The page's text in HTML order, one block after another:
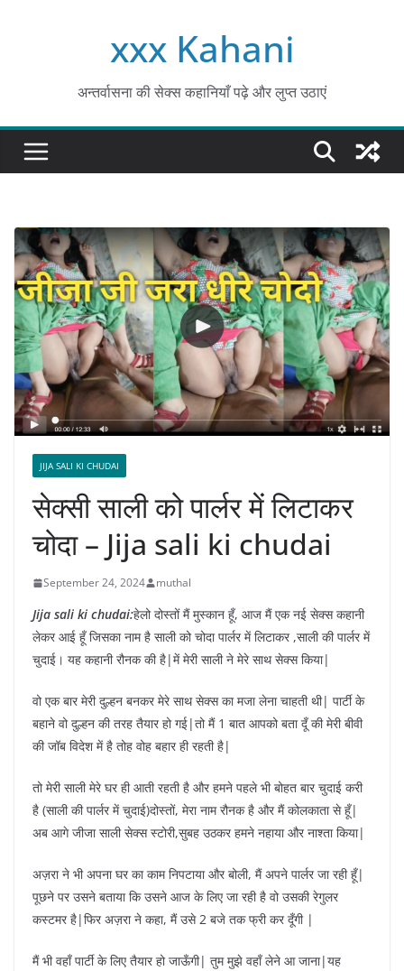
xxx Kahani
अन्तर्वासना की सेक्स कहानियाँ पढ़े और लुप्त उठाएं
JIJA SALI KI CHUDAI
सेक्सी साली को पार्लर में लिटाकर
चोदा – Jija sali ki chudai
September 24, 2024 muthal
Jija sali ki chudai:हेलो दोस्तों मैं मुस्कान हूँ, आज मैं एक नई सेक्स कहानी
लेकर आई हूँ जिसका नाम है साली को चोदा पार्लर में लिटाकर ,साली की पार्लर में
चुदाई। यह कहानी रौनक की है|में मेरी साली ने मेरे साथ सेक्स किया|
वो एक बार मेरी दुल्हन बनकर मेरे साथ सेक्स का मजा लेना चाहती थी| पार्टी के
बहाने वो दुल्हन की तरह तैयार हो गई|तो मैं 1 बात आपको बता दूँ की मेरी बीवी
की जॉब विदेश में है तोह वोह बहार ही रहती है|
तो मेरी साली मेरे घर ही आती रहती है और हमने पहले भी बोहत बार चुदाई करी
है (साली की पार्लर में चुदाई)दोस्तों, मेरा नाम रौनक है और मैं कोलकाता से हूँ|
अब आगे जीजा साली सेक्स स्टोरी,सुबह उठकर हमने नहाया और नाश्ता किया|
अज़रा ने भी अपना घर का काम निपटाया और बोली, मैं अपने पार्लर जा रही हूँ|
पूछने पर उसने बताया कि उसने आज के लिए जा रही है वो उसकी रेगुलर
कस्टमर है|फिर अज़रा ने कहा, मैं उसे 2 बजे तक फ्री कर दूँगी |
मैं भी वहाँ पार्टी के लिए तैयार हो जाऊँगी| तुम मुझे वहाँ लेने आ जाना|यह